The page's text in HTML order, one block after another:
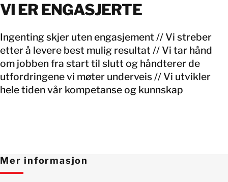
Mer informasjon
VI ER ENGASJERTE
Ingenting skjer uten engasjement // Vi streber
etter å levere best mulig resultat // Vi tar hånd
om jobben fra start til slutt og håndterer de
utfordringene vi møter underveis // Vi utvikler
hele tiden vår kompetanse og kunnskap